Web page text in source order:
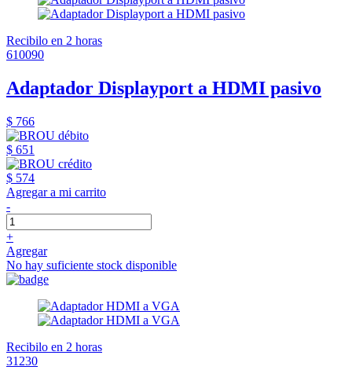
Recibilo en 2 horas
610090
Adaptador Displayport a HDMI pasivo
$ 766
$ 651
$ 574
Agregar a mi carrito
-
+
Agregar
No hay suficiente stock disponible
Recibilo en 2 horas
31230